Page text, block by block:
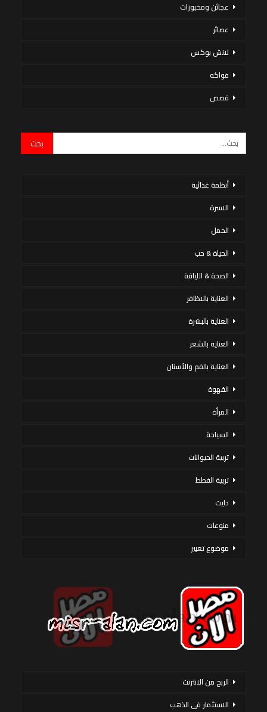
عجائن ومخبوزات
عصائر
لانش بوكس
فواكه
قصص
أنظمة غذائية
الاسرة
الحمل
الحياة & حب
الصحة & اللياقة
العناية بالاظافر
العناية بالبشرة
العناية بالشعر
العناية بالفم والأسنان
القهوة
المرأة
السياحة
تربية الحيوانات
تربية القطط
دايت
منوعات
موضوع تعبير
الربح من الانترنت
الاستثمار فى الذهب